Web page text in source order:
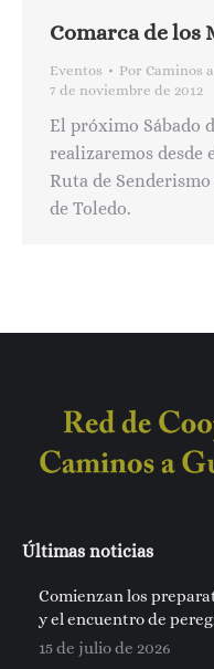
Comarca de los
Eventos Por Caminos
7 de noviembre de 2012
El próximo Sábado
realizaremos desde
Ruta de
de Toledo.
Últimas noticias
Comienzan los
y el encuentro de
15 de julio de 2026